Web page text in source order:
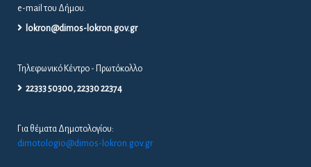
e-mail του Δήμου.
lokron@dimos-lokron.gov.gr
Τηλεφωνικό Κέντρο - Πρωτόκολλο
22333 50300, 22330 22374
Για θέματα Δημοτολογίου:
dimotologio@dimos-lokron.gov.gr